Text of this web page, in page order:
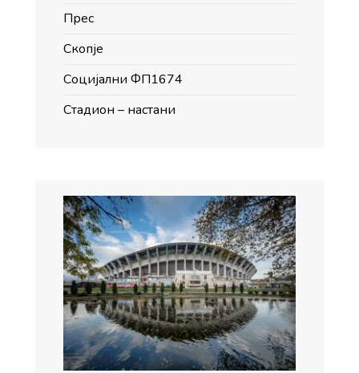
Прес
Скопје
Социјални ФП1674
Стадион – настани